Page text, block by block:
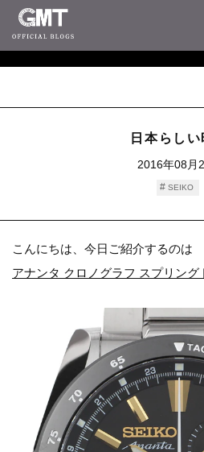
日本らし
2016年08月
SEIKO
こんにちは、今日ご紹介するのは
アナンタ クロノグラフ スプリング